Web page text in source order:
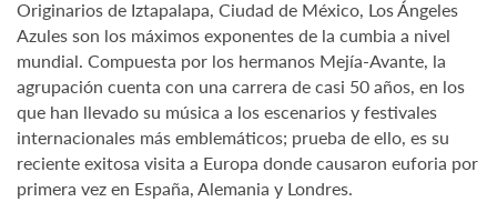
Originarios de Iztapalapa, Ciudad de México, Los Ángeles
Azules son los máximos exponentes de la cumbia a nivel
mundial. Compuesta por los hermanos Mejía-Avante, la
agrupación cuenta con una carrera de casi 50 años, en los
que han llevado su música a los escenarios y festivales
internacionales más emblemáticos; prueba de ello, es su
reciente exitosa visita a Europa donde causaron euforia por
primera vez en España, Alemania y Londres.